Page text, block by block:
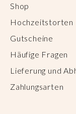
Shop
Hochzeitstorten
Gutscheine
Häufige Fragen
Lieferung und
Zahlungsarten